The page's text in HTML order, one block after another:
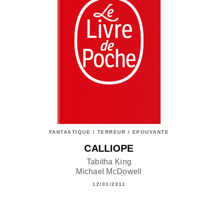
FANTASTIQUE / TERREUR / EPOUVANTE
CALLIOPE
Tabitha King
Michael McDowell
12/01/2011